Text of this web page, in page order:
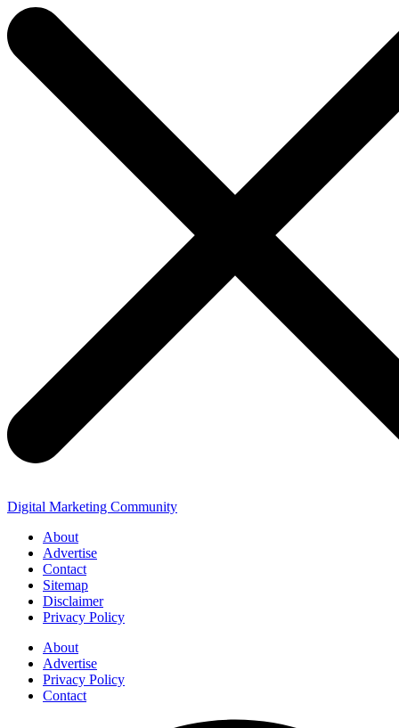
Digital Marketing Community
About
Advertise
Contact
Sitemap
Disclaimer
Privacy Policy
About
Advertise
Privacy Policy
Contact